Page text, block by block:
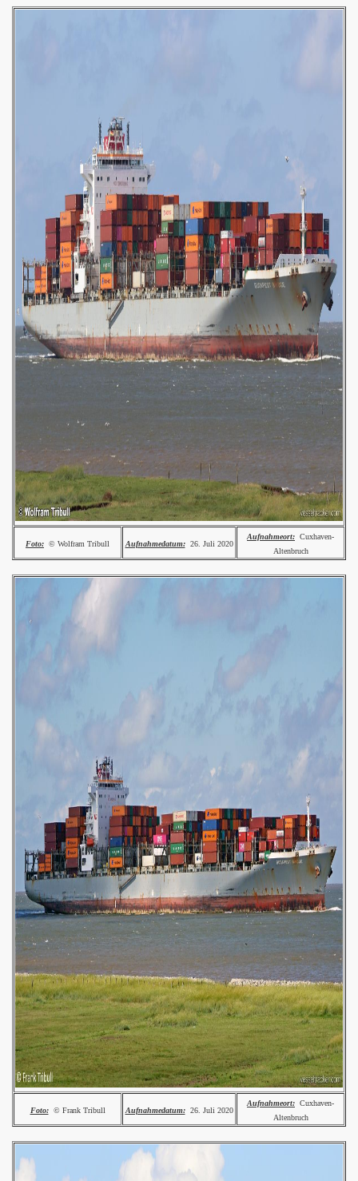
Foto: © Wolfram Tribull Aufnahmedatum:26. Juli 2020
Aufnahmeort: Cuxhaven-
Altenbruch
Foto:© Frank Tribull Aufnahmedatum:26. Juli 2020
Aufnahmeort: Cuxhaven-
Altenbruch